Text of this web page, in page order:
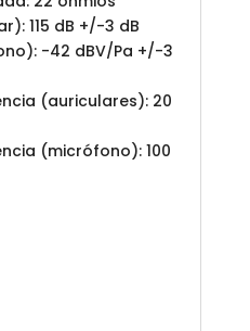
115 dB +/-3 dB
-42 dBV/Pa +/-3
(auriculares): 20
(micrófono): 100